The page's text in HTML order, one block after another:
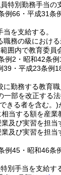
特別勤務手当の
例66・平成31条
を支給する。
務の級におけ
囲内で教育委員
例2・昭和42条
・平成23条例
に勤務する教育
一部を改正する
きる者を含む。)
当する額を産業
及び実習を担
及び実習を担
例45・昭和46
別手当を支給す